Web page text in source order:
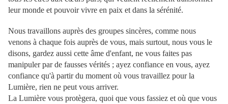
leur monde et pouvoir vivre en paix et dans la sérénité.
Nous travaillons auprès des groupes sincères, comme nous
venons à chaque fois auprès de vous, mais surtout, nous vous le
disons, gardez aussi cette âme d'enfant, ne vous faites pas
manipuler par de fausses vérités ; ayez confiance en vous, ayez
confiance qu'à partir du moment où vous travaillez pour la
Lumière, rien ne peut vous arriver.
La Lumière vous protègera, quoi que vous fassiez et où que vous